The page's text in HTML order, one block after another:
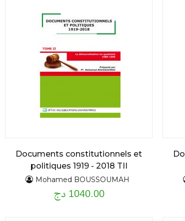
Documents constitutionnels et
politiques 1919 - 2018 TII
Mohamed BOUSSOUMAH
1040.00 دج